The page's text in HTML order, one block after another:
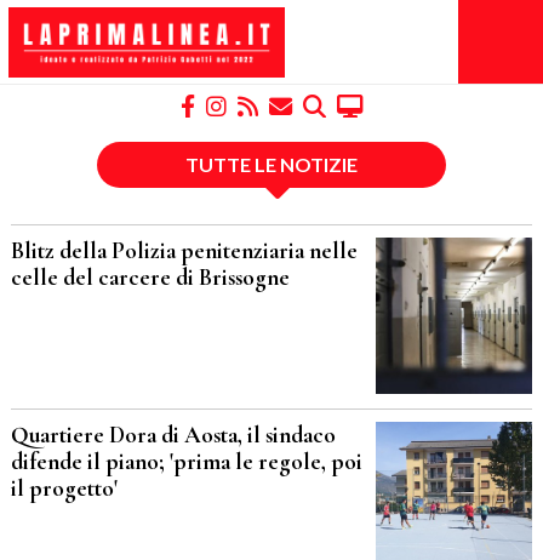
TUTTE LE NOTIZIE
Blitz della Polizia penitenziaria nelle
celle del carcere di Brissogne
Quartiere Dora di Aosta, il sindaco
difende il piano; 'prima le regole, poi
il progetto'